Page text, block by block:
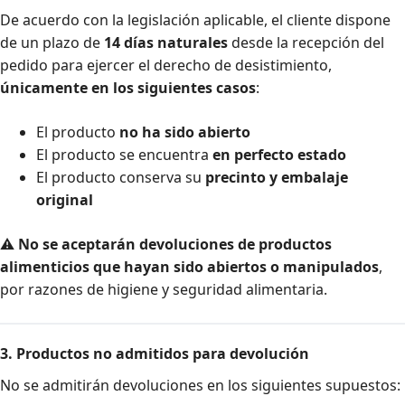
De acuerdo con la legislación aplicable, el cliente dispone
de un plazo de 14 días naturalesdesde la recepción del
pedido para ejercer el derecho de desistimiento,
únicamente en los siguientes casos:
El producto no ha sido abierto
El producto se encuentra en perfecto estado
El producto conserva su precinto y embalaje
original
⚠️ No se aceptarán devoluciones de productos
alimenticios que hayan sido abiertos o manipulados,
por razones de higiene y seguridad alimentaria.
3. Productos no admitidos para devolución
No se admitirán devoluciones en los siguientes supuestos: